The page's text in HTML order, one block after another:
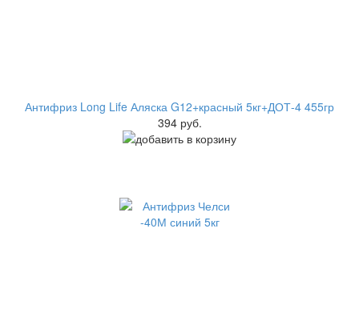
Антифриз Long Life Аляска G12+красный 5кг+ДОТ-4 455гр
394 руб.